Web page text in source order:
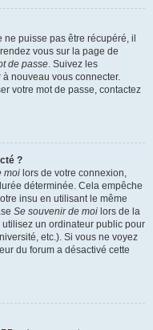
puisse pas être récupéré, il
vous sur la page de
de passe. Suivez les
nouveau vous connecter.
votre mot de passe, contactez
?
moi lors de votre connexion,
déterminée. Cela empêche
insu en utilisant le même
Se souvenir de moi lors de la
un ordinateur public pour
etc.). Si vous ne voyez
du forum a désactivé cette